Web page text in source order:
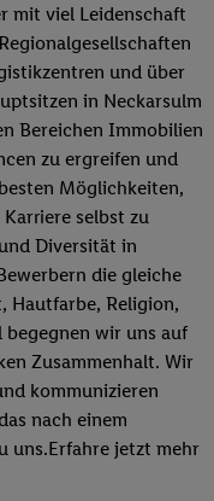
mit viel Leidenschaft
und über
in Neckarsulm
Bereichen Immobilien
zu ergreifen und
Möglichkeiten,
selbst zu
Diversität in
die gleiche
Hautfarbe, Religion,
wir uns auf
Zusammenhalt. Wir
kommunizieren
nach einem
uns.​Erfahre jetzt mehr